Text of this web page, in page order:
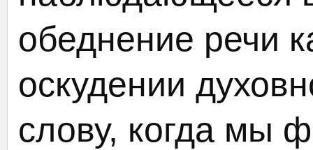
обеднение речи
оскудении
слову, когда мы